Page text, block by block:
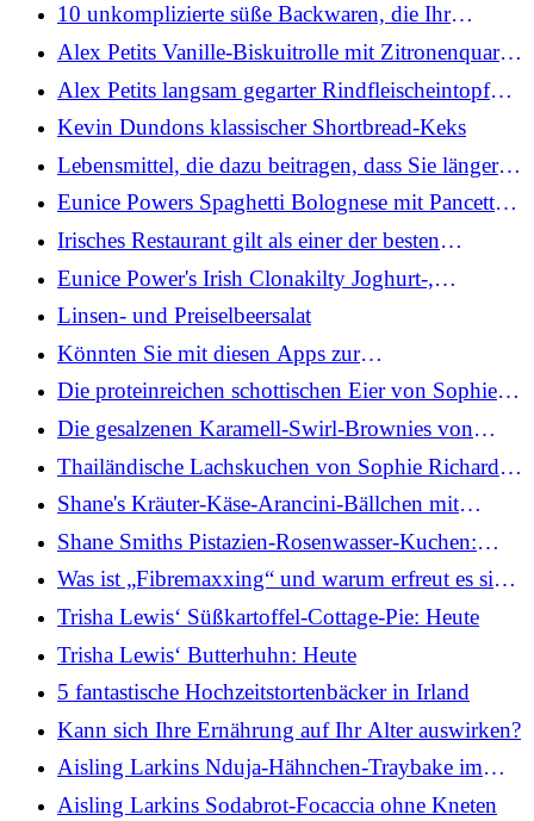
10 unkomplizierte süße Backwaren, die Ihr
Wochenende verschönern
Alex Petits Vanille-Biskuitrolle mit Zitronenquark
und Winterbeerenkompott
Alex Petits langsam gegarter Rindfleischeintopf
mit in Rotwein pochierten Pflaumen und
Pastinaken
Kevin Dundons klassischer Shortbread-Keks
Lebensmittel, die dazu beitragen, dass Sie länger
satt bleiben
Eunice Powers Spaghetti Bolognese mit Pancetta
und Linsen: Heute
Irisches Restaurant gilt als einer der besten
Gourmet-Restaurants Europas
Eunice Power's Irish Clonakilty Joghurt-,
Rosinen-, Kaffee- und Kleie-Muffins
Linsen- und Preiselbeersalat
Könnten Sie mit diesen Apps zur
Lebensmittelverschwendung Geld sparen?
Die proteinreichen schottischen Eier von Sophie
Richards
Die gesalzenen Karamell-Swirl-Brownies von
Sophie Richards
Thailändische Lachskuchen von Sophie Richards
mit Regenbogen-Crunch-Salat
Shane's Kräuter-Käse-Arancini-Bällchen mit
Marinara-Sauce: Heute
Shane Smiths Pistazien-Rosenwasser-Kuchen:
Heute
Was ist „Fibremaxxing“ und warum erfreut es sich
so großer Beliebtheit?
Trisha Lewis‘ Süßkartoffel-Cottage-Pie: Heute
Trisha Lewis‘ Butterhuhn: Heute
5 fantastische Hochzeitstortenbäcker in Irland
Kann sich Ihre Ernährung auf Ihr Alter auswirken?
Aisling Larkins Nduja-Hähnchen-Traybake im
mediterranen Stil mit Knoblauch-Aioli
Aisling Larkins Sodabrot-Focaccia ohne Kneten